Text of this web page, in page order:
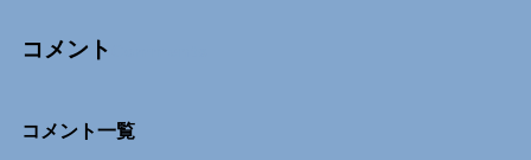
コメント
コメント一覧